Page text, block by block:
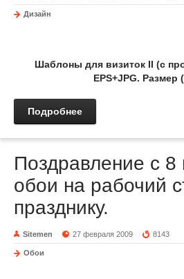
Дизайн
Шаблоны для визиток II (с
EPS+JPG. Размер
Подробнее
Поздравление с 8
обои на рабочий
празднику.
Sitemen 27 февраля 2009 8143
Обои